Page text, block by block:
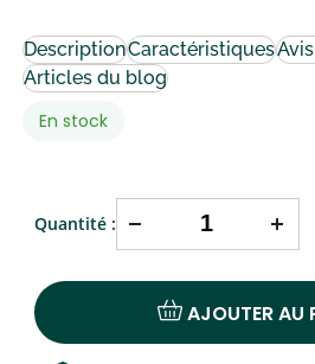
DescriptionCaractéristiques
Articles du blog
Disponibilité:
En stock
Quantité :
AJOUTER AU